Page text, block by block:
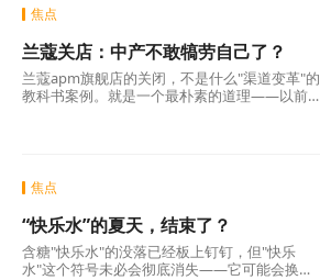
获客、担保增信等领域的第三方合作机构统一
须在你借钱之前，把全部费用列在一张表上，
算清年化综合成本，让你签字确认。 这张表，
业内称之为贷款“明白纸”。
焦点
兰蔻关店：中产不敢犒劳自己了？
兰蔻apm旗舰店的关闭，不是什么"渠道变革"的
教科书案例。就是一个最朴素的道理——以前
焦点
“快乐水”的夏天，结束了？
含糖"快乐水"的没落已经板上钉钉，但"快乐
水"这个符号未必会彻底消失——它可能会换一